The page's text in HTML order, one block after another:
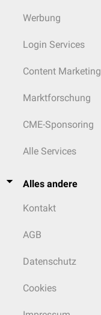
Werbung
Login Services
Content Marketing
Marktforschung
CME-Sponsoring
Alle Services
Alles andere
Kontakt
AGB
Datenschutz
Cookies